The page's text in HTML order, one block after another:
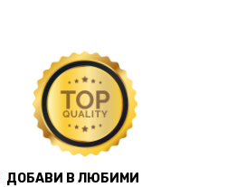
ДОБАВИ В ЛЮБИМИ